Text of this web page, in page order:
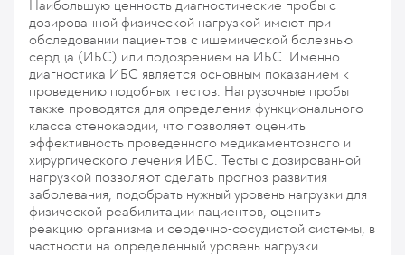
Наибольшую ценность диагностические пробы с
дозированной физической нагрузкой имеют при
обследовании пациентов с ишемической болезнью
сердца (ИБС) или подозрением на ИБС. Именно
диагностика ИБС является основным показанием к
проведению подобных тестов. Нагрузочные пробы
также проводятся для определения функционального
класса стенокардии, что позволяет оценить
эффективность проведенного медикаментозного и
хирургического лечения ИБС. Тесты с дозированной
нагрузкой позволяют сделать прогноз развития
заболевания, подобрать нужный уровень нагрузки для
физической реабилитации пациентов, оценить
реакцию организма и сердечно-сосудистой системы, в
частности на определенный уровень нагрузки.